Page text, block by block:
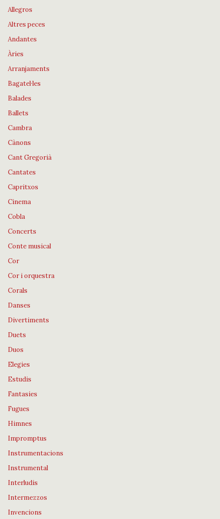
Allegros
Altres peces
Andantes
Àries
Arranjaments
Bagatel·les
Balades
Ballets
Cambra
Cànons
Cant Gregorià
Cantates
Capritxos
Cinema
Cobla
Concerts
Conte musical
Cor
Cor i orquestra
Corals
Danses
Divertiments
Duets
Duos
Elegies
Estudis
Fantasies
Fugues
Himnes
Impromptus
Instrumentacions
Instrumental
Interludis
Intermezzos
Invencions